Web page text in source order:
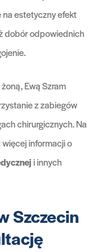
na estetyczny efekt
dobór odpowiednich
Ewą Szram
z zabiegów
chirurgicznych. Na
informacji o
i innych
Szczecin